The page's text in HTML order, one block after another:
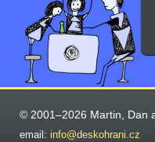
© 2001–2026 Martin, Dan
email: info@deskohrani.cz